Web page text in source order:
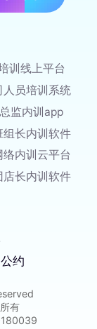
训线上平台
人员培训系统
监内训app
长内训软件
内训云平台
店长内训软件
约
有